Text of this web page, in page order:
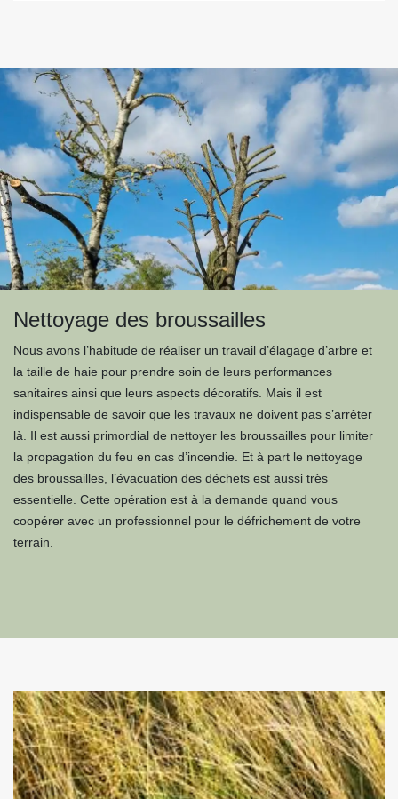
Nettoyage des broussailles
Nous avons l’habitude de réaliser un travail d’élagage d’arbre et
la taille de haie pour prendre soin de leurs performances
sanitaires ainsi que leurs aspects décoratifs. Mais il est
indispensable de savoir que les travaux ne doivent pas s’arrêter
là. Il est aussi primordial de nettoyer les broussailles pour limiter
la propagation du feu en cas d’incendie. Et à part le nettoyage
des broussailles, l’évacuation des déchets est aussi très
essentielle. Cette opération est à la demande quand vous
coopérer avec un professionnel pour le défrichement de votre
terrain.